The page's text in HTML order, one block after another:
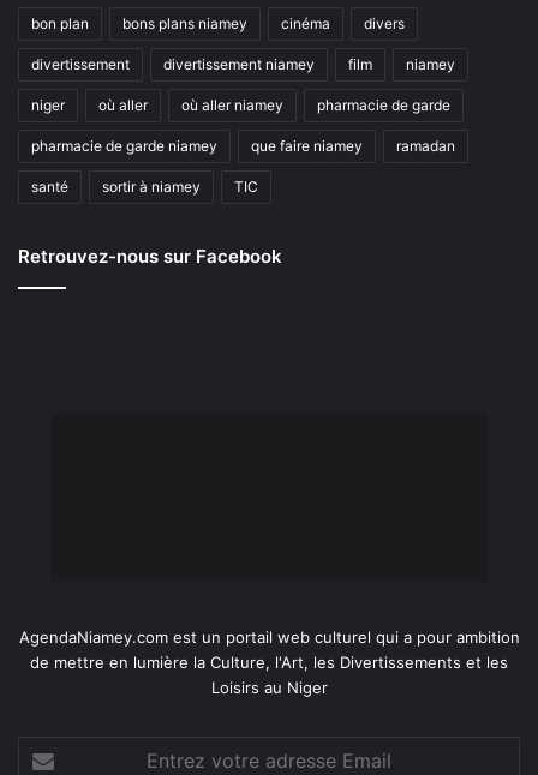
bon plan bons plans niamey cinéma divers
divertissement divertissement niamey film niamey
niger où aller où aller niamey pharmacie de garde
pharmacie de garde niamey que faire niamey ramadan
santé sortir à niamey TIC
Retrouvez-nous sur Facebook
AgendaNiamey.com est un portail web culturel qui a pour ambition
de mettre en lumière la Culture, l'Art, les Divertissements et les
Loisirs au Niger
Entrez